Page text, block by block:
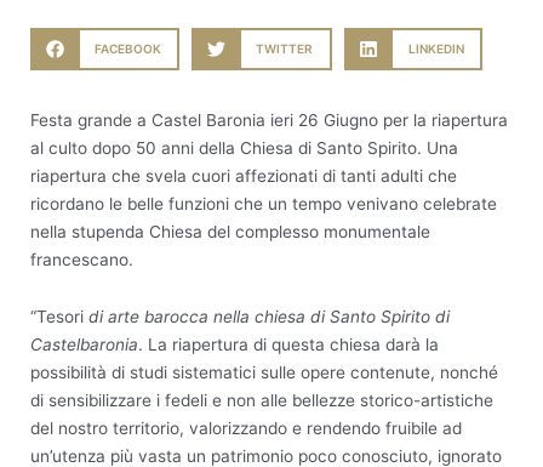
FACEBOOK TWITTER LINKEDIN
Festa grande a Castel Baronia ieri 26 Giugno per la riapertura
al culto dopo 50 anni della Chiesa di Santo Spirito. Una
riapertura che svela cuori affezionati di tanti adulti che
ricordano le belle funzioni che un tempo venivano celebrate
nella stupenda Chiesa del complesso monumentale
francescano.
“Tesori di arte barocca nella chiesa di Santo Spirito di
Castelbaronia. La riapertura di questa chiesa darà la
possibilità di studi sistematici sulle opere contenute, nonché
di sensibilizzare i fedeli e non alle bellezze storico-artistiche
del nostro territorio, valorizzando e rendendo fruibile ad
un’utenza più vasta un patrimonio poco conosciuto, ignorato